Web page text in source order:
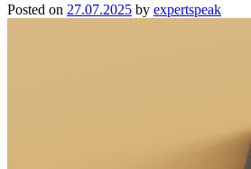
Posted on 27.07.2025 by expertspeak